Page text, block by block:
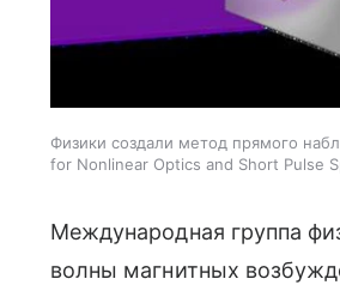
Физики создали метод прямого
for Nonlinear Optics and Short Pulse
Международная группа
волны магнитных